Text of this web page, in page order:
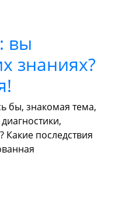
вы
знаниях?
бы, знакомая тема,
Какие последствия